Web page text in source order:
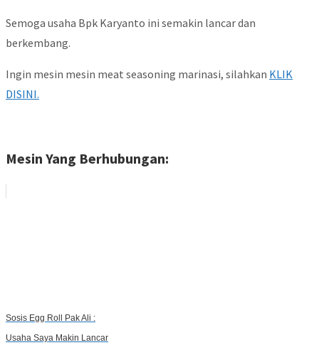
Semoga usaha Bpk Karyanto ini semakin lancar dan
berkembang.
Ingin mesin mesin meat seasoning marinasi, silahkan KLIK
DISINI.
Mesin Yang Berhubungan:
Sosis Egg Roll Pak Ali :
Usaha Saya Makin Lancar